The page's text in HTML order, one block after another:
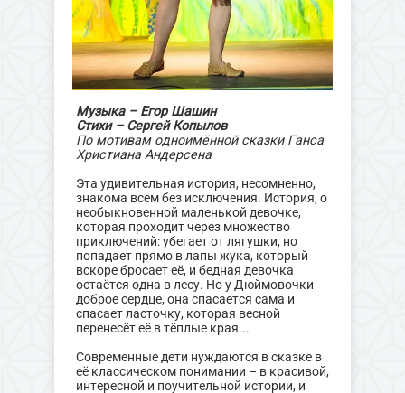
Музыка – Егор Шашин
Стихи – Сергей Копылов
По мотивам одноимённой сказки Ганса
Христиана Андерсена
Эта удивительная история, несомненно,
знакома всем без исключения. История, о
необыкновенной маленькой девочке,
которая проходит через множество
приключений: убегает от лягушки, но
попадает прямо в лапы жука, который
вскоре бросает её, и бедная девочка
остаётся одна в лесу. Но у Дюймовочки
доброе сердце, она спасается сама и
спасает ласточку, которая весной
перенесёт её в тёплые края...
Современные дети нуждаются в сказке в
её классическом понимании – в красивой,
интересной и поучительной истории, и